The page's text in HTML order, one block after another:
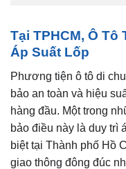
Tại TPHCM, Ô Tô
Áp Suất Lốp
Phương tiện ô tô di
bảo an toàn và hiệu
hàng đầu. Một trong
bảo điều này là duy
biệt tại Thành phố Hồ
giao thông đông đúc